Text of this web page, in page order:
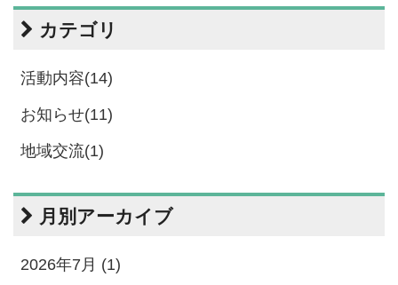
カテゴリ
活動内容(14)
お知らせ(11)
地域交流(1)
月別アーカイブ
2026年7月 (1)